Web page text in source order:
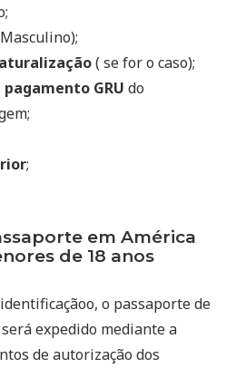
( se for o caso);
GRU do
;
em América
de 18 anos
o passaporte de
expedido mediante a
de autorização dos